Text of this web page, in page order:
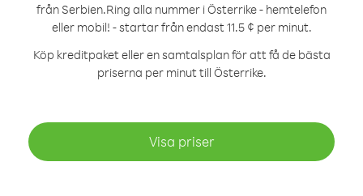
från Serbien.Ring alla nummer i Österrike - hemtelefon
eller mobil! - startar från endast 11.5 ¢ per minut.
Köp kreditpaket eller en samtalsplan för att få de bästa
priserna per minut till Österrike.
Visa priser